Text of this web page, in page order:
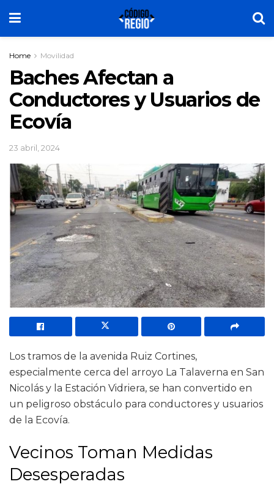
Home Movilidad
Baches Afectan a
Conductores y Usuarios de
Ecovía
23 abril, 2024
Los tramos de la avenida Ruiz Cortines,
especialmente cerca del arroyo La Talaverna en San
Nicolás y la Estación Vidriera, se han convertido en
un peligroso obstáculo para conductores y usuarios
de la Ecovía.
Vecinos Toman Medidas
Desesperadas